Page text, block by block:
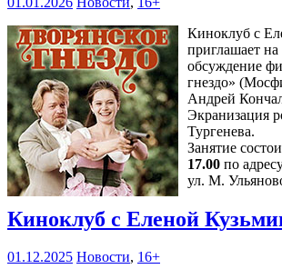
Киноклуб с
приглашает
обсуждение
гнездо»
Андрей
Экранизация
Тургенева.
Занятие
17.00 по
ул. М.
Киноклуб с Еленой
01.12.2025 Новости, 16+